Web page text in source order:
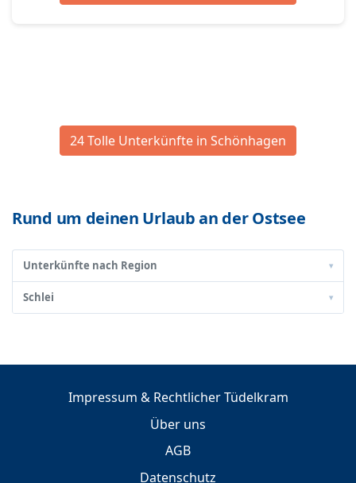
24 Tolle Unterkünfte in Schönhagen
Rund um deinen Urlaub an der Ostsee
Unterkünfte nach Region ▾
Schlei ▾
Impressum & Rechtlicher Tüdelkram
Über uns
AGB
Datenschutz